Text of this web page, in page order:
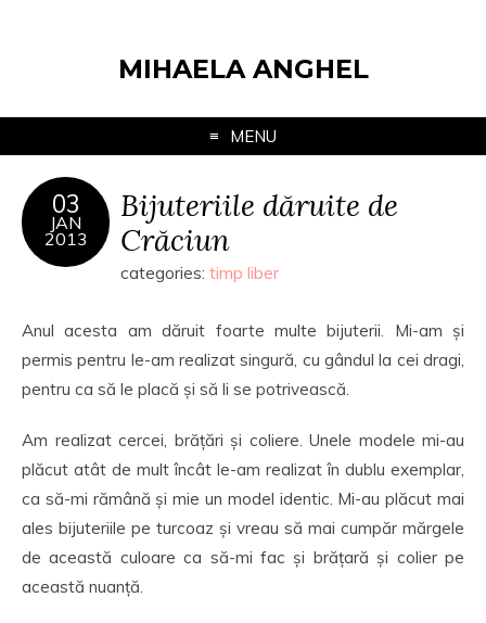
MIHAELA ANGHEL
MENU
03
JAN
2013
Bijuteriile dăruite de
Crăciun
categories: timp liber
Anul acesta am dăruit foarte multe bijuterii. Mi-am și
permis pentru le-am realizat singură, cu gândul la cei dragi,
pentru ca să le placă și să li se potrivească.
Am realizat cercei, brățări și coliere. Unele modele mi-au
plăcut atât de mult încât le-am realizat în dublu exemplar,
ca să-mi rămână și mie un model identic. Mi-au plăcut mai
ales bijuteriile pe turcoaz și vreau să mai cumpăr mărgele
de această culoare ca să-mi fac și brățară și colier pe
această nuanță.